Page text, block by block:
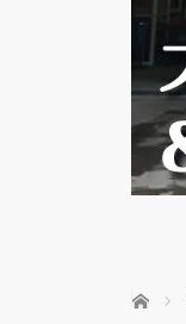
ホーム